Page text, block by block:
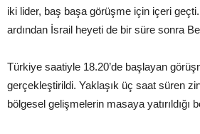
iki lider, baş başa görüşme için içeri
ardından İsrail heyeti de bir süre sonra
Türkiye saatiyle 18.20’de başlayan
gerçekleştirildi. Yaklaşık üç saat süren
bölgesel gelişmelerin masaya yatırıldığı